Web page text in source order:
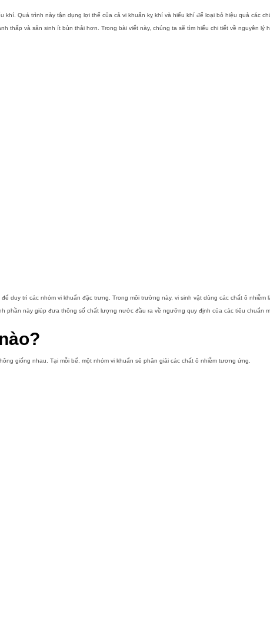
Quá trình này tận dụng lợi thế của cả vi khuẩn kỵ khí và hiếu khí để loại bỏ hiệu quả các
thấp và sản sinh ít bùn thải hơn. Trong bài viết này, chúng ta sẽ tìm hiểu chi tiết về nguyên lý
duy trì các nhóm vi khuẩn đặc trưng. Trong môi trường này, vi sinh vật dùng các chất ô nhiễm
này giúp đưa thông số chất lượng nước đầu ra về ngưỡng quy định của các tiêu chuẩn
giống nhau. Tại mỗi bể, một nhóm vi khuẩn sẽ phân giải các chất ô nhiễm tương ứng.